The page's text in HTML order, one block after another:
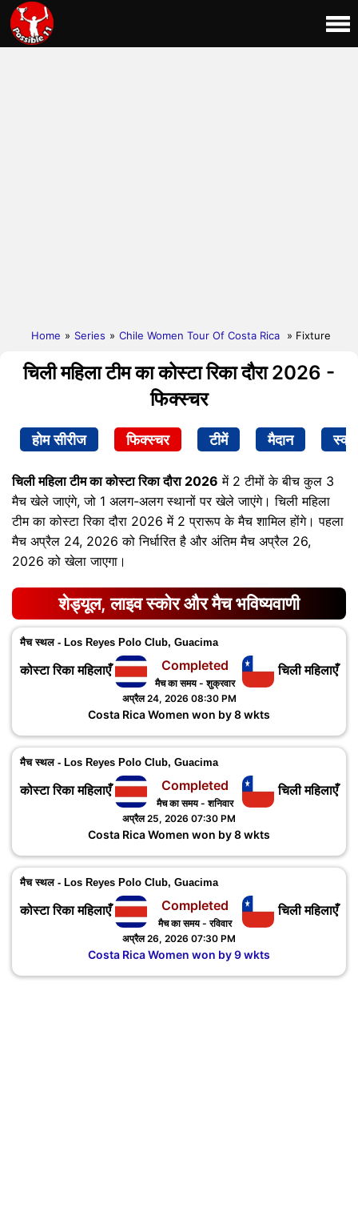
Home » Series » Chile Women Tour Of Costa Rica » Fixture
चिली महिला टीम का कोस्टा रिका दौरा 2026 -
फिक्स्चर
होम सीरीज फिक्स्चर टीमें मैदान
चिली महिला टीम का कोस्टा रिका दौरा 2026 में 2 टीमों के बीच कुल 3
मैच खेले जाएंगे, जो 1 अलग-अलग स्थानों पर खेले जाएंगे। चिली महिला
टीम का कोस्टा रिका दौरा 2026 में 2 प्रारूप के मैच शामिल होंगे। पहला
मैच अप्रैल 24, 2026 को निर्धारित है और अंतिम मैच अप्रैल 26,
2026 को खेला जाएगा।
शेड्यूल, लाइव स्कोर और मैच भविष्यवाणी
मैच स्थल - Los Reyes Polo Club, Guacima
कोस्टा रिका महिलाएँ चिली महिलाएँ
Completed
मैच का समय - शुक्रवार
अप्रैल 24, 2026 08:30 PM
Costa Rica Women won by 8 wkts
मैच स्थल - Los Reyes Polo Club, Guacima
कोस्टा रिका महिलाएँ चिली महिलाएँ
Completed
मैच का समय - शनिवार
अप्रैल 25, 2026 07:30 PM
Costa Rica Women won by 8 wkts
मैच स्थल - Los Reyes Polo Club, Guacima
कोस्टा रिका महिलाएँ चिली महिलाएँ
Completed
मैच का समय - रविवार
अप्रैल 26, 2026 07:30 PM
Costa Rica Women won by 9 wkts